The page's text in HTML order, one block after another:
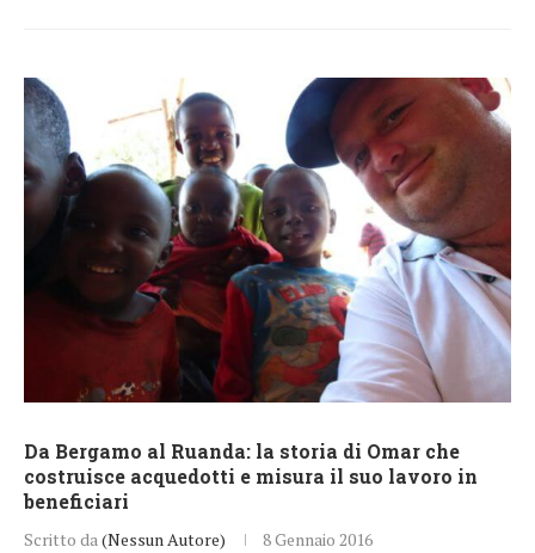
Da Bergamo al Ruanda: la storia di Omar che
costruisce acquedotti e misura il suo lavoro in
beneficiari
Scritto da (Nessun Autore) 8 Gennaio 2016